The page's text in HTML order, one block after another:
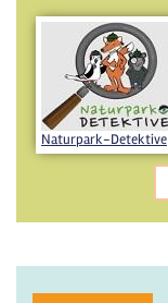
Naturpark-Detektive